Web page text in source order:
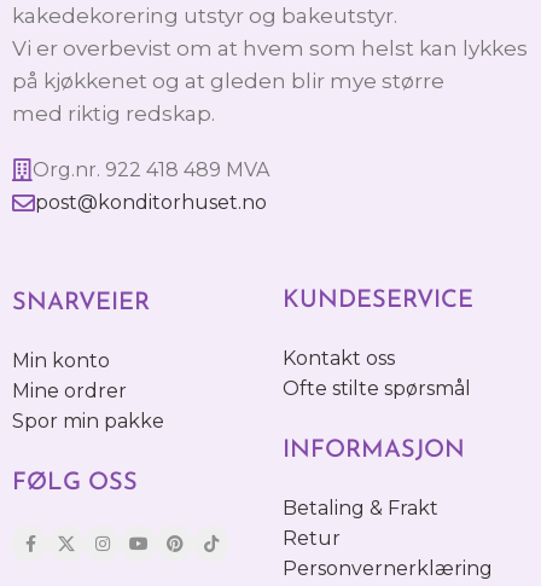
kakedekorering utstyr og bakeutstyr.
Vi er overbevist om at hvem som helst kan lykkes
på kjøkkenet og at gleden blir mye større
med riktig redskap.
Org.nr. 922 418 489 MVA
post@konditorhuset.no
SNARVEIER
Min konto
Mine ordrer
Spor min pakke
FØLG OSS
KUNDESERVICE
Kontakt oss
Ofte stilte spørsmål
INFORMASJON
Betaling & Frakt
Retur
Personvernerklæring